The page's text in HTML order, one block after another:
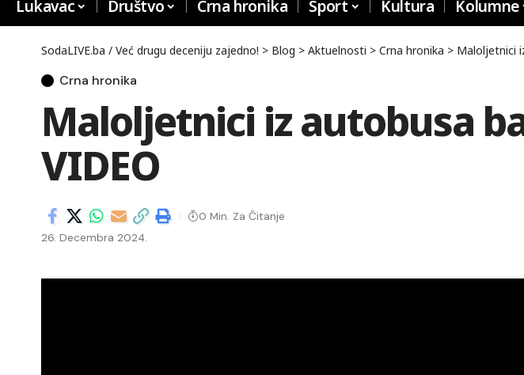
Lukavac Društvo Crna hronika Sport Kultura Kolumne
SodaLIVE.ba / Već drugu deceniju zajedno! > Blog > Aktuelnosti > Crna hronika > Maloljetnici
Crna hronika
Maloljetnici iz autobusa
VIDEO
26. Decembra 2024.
0 Min. Za Čitanje